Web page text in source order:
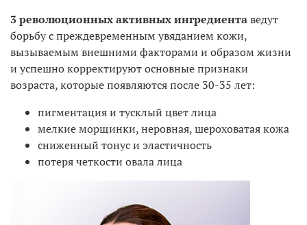
3 революционных активных ингредиентаведут
борьбу с преждевременным увяданием кожи,
вызываемым внешними факторами и образом жизни
и успешно корректируют основные признаки
возраста, которые появляются после 30-35 лет:
пигментация и тусклый цвет лица
мелкие морщинки, неровная, шероховатая кожа
сниженный тонус и эластичность
потеря четкости овала лица